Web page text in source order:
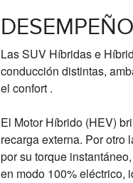
DESEMPEÑO
Las SUV Híbridas e
conducción distintas,
el confort .
El Motor Híbrido (HEV)
recarga externa. Por otro
por su torque
en modo 100% eléctrico,